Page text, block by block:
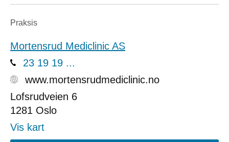
Praksis
Mortensrud Mediclinic AS
23 19 19 ...
www.mortensrudmediclinic.no
Lofsrudveien 6
1281 Oslo
Vis kart